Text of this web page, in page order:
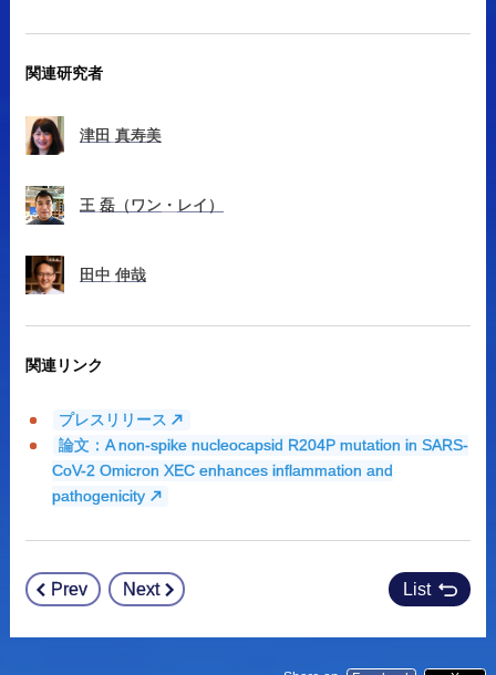
関連研究者
津田 真寿美
王 磊（ワン ・ レイ）
田中 伸哉
関連リンク
プレスリリース
論文：A non-spike nucleocapsid R204P mutation in SARS-
CoV-2 Omicron XEC enhances inflammation and
pathogenicity
Post
navigation
Prev Next List